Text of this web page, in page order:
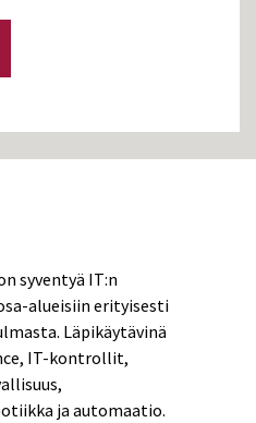
syventyä IT:n
alueisiin erityisesti
Läpikäytävinä
IT-kontrollit,
ja automaatio.